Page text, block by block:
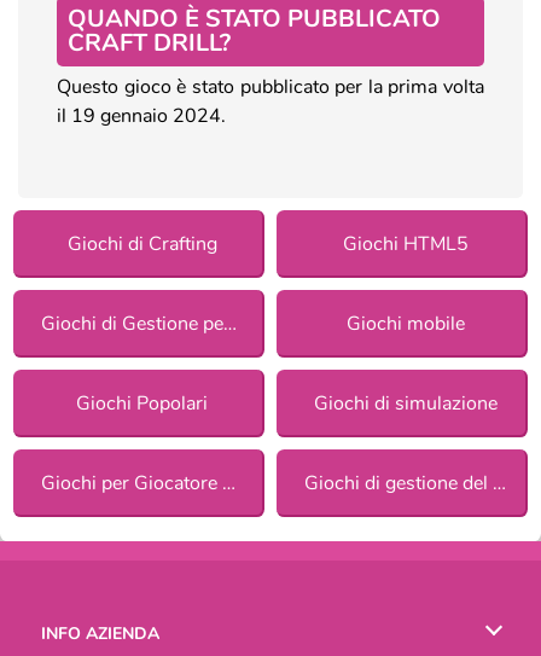
QUANDO È STATO PUBBLICATO
CRAFT DRILL?
Questo gioco è stato pubblicato per la prima volta
il 19 gennaio 2024.
Giochi di Crafting Giochi HTML5
Giochi di Gestione per ragazze Giochi mobile
Giochi Popolari Giochi di simulazione
Giochi per Giocatore Singolo Giochi di gestione del tempo
INFO AZIENDA